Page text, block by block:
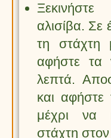
αλισίβα. Σε
τη στάχτη
αφήστε τα
λεπτά.
και αφήστε
μέχρι να
στάχτη